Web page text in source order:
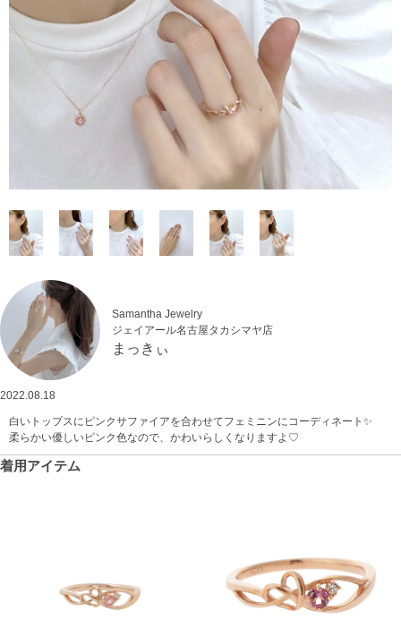
Samantha Jewelry
ジェイアール名古屋タカシマヤ店
まっきぃ
2022.08.18
白いトップスにピンクサファイアを合わせてフェミニンにコーディネート✨
柔らかい優しいピンク色なので、かわいらしくなりますよ♡
着用アイテム